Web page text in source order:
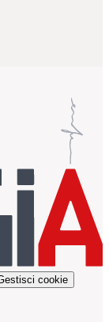
cookie